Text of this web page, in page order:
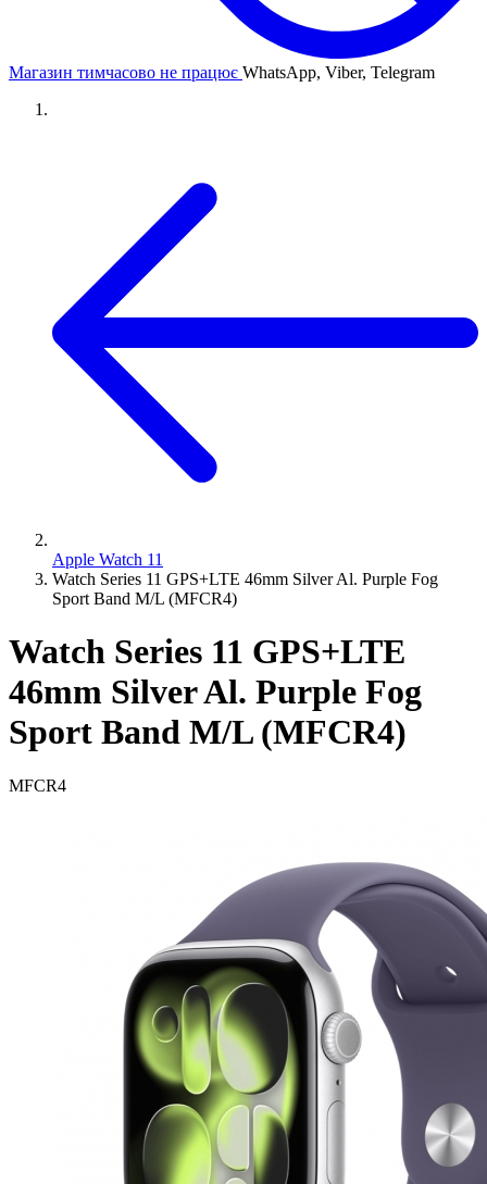
Магазин тимчасово не працює WhatsApp, Viber, Telegram
Apple Watch 11
Watch Series 11 GPS+LTE 46mm Silver Al. Purple Fog
Sport Band M/L (MFCR4)
Watch Series 11 GPS+LTE
46mm Silver Al. Purple Fog
Sport Band M/L (MFCR4)
MFCR4